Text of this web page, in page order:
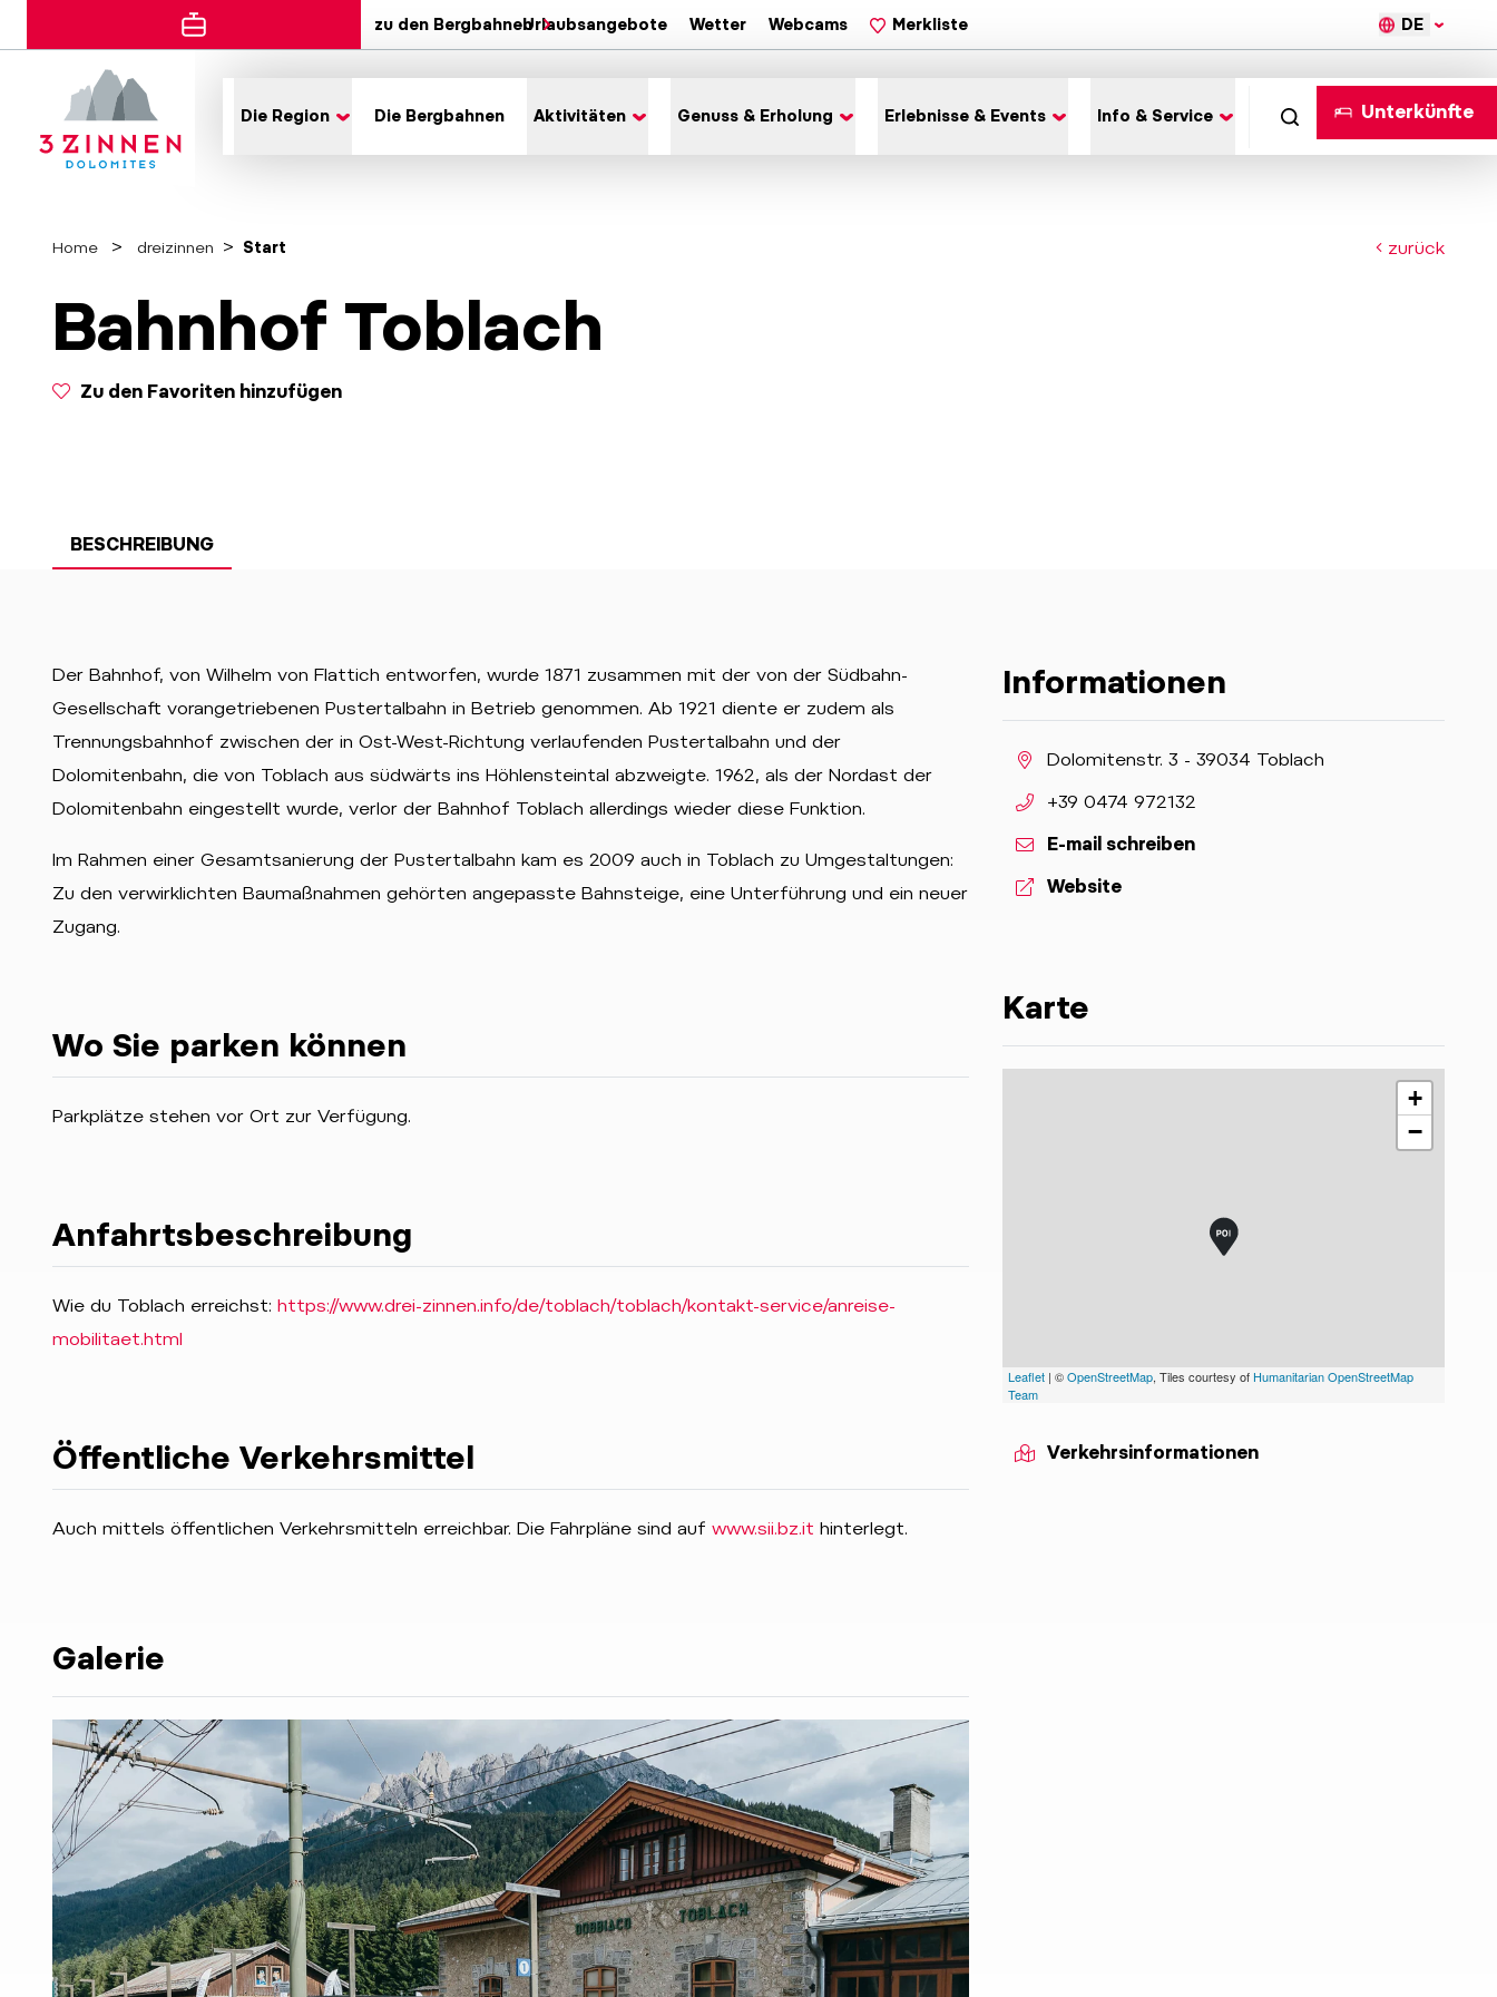
zu den BergbahnenUrlaubsangebote Wetter Webcams Merkliste DE
Die Region Die Bergbahnen Aktivitäten Genuss & Erholung Erlebnisse & Events Info & Service Unterkünfte
Home dreizinnen Start zurück
Bahnhof Toblach
Zu den Favoriten hinzufügen
BESCHREIBUNG
Der Bahnhof, von Wilhelm von Flattich entworfen, wurde 1871 zusammen mit der von der Südbahn-
Gesellschaft vorangetriebenen Pustertalbahn in Betrieb genommen. Ab 1921 diente er zudem als
Trennungsbahnhof zwischen der in Ost-West-Richtung verlaufenden Pustertalbahn und der
Dolomitenbahn, die von Toblach aus südwärts ins Höhlensteintal abzweigte. 1962, als der Nordast der
Dolomitenbahn eingestellt wurde, verlor der Bahnhof Toblach allerdings wieder diese Funktion.
Im Rahmen einer Gesamtsanierung der Pustertalbahn kam es 2009 auch in Toblach zu Umgestaltungen:
Zu den verwirklichten Baumaßnahmen gehörten angepasste Bahnsteige, eine Unterführung und ein neuer
Zugang.
Wo Sie parken können
Parkplätze stehen vor Ort zur Verfügung.
Anfahrtsbeschreibung
Wie du Toblach erreichst: https://www.drei-zinnen.info/de/toblach/toblach/kontakt-service/anreise-
mobilitaet.html
Öffentliche Verkehrsmittel
Auch mittels öffentlichen Verkehrsmitteln erreichbar. Die Fahrpläne sind auf www.sii.bz.it hinterlegt.
Galerie
Informationen
aria.location:
Dolomitenstr. 3 - 39034 Toblach
aria.phone:
+39 0474 972132
E-mail schreiben
aria.website:
Website
Karte
+
−
Leaflet | ©OpenStreetMap, Tiles courtesy of Humanitarian OpenStreetMap
Team
Verkehrsinformationen